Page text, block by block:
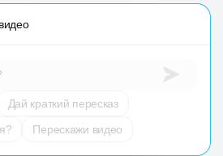
Дай краткий пересказ
Перескажи видео